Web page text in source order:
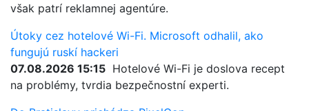
však patrí reklamnej agentúre.
Útoky cez hotelové Wi-Fi. Microsoft odhalil, ako
fungujú ruskí hackeri
07.08.2026 15:15 Hotelové Wi-Fi je doslova recept
na problémy, tvrdia bezpečnostní experti.